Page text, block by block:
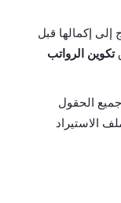
إلى إكمالها قبل
تكوين الرواتب
الحقول
الاستيراد